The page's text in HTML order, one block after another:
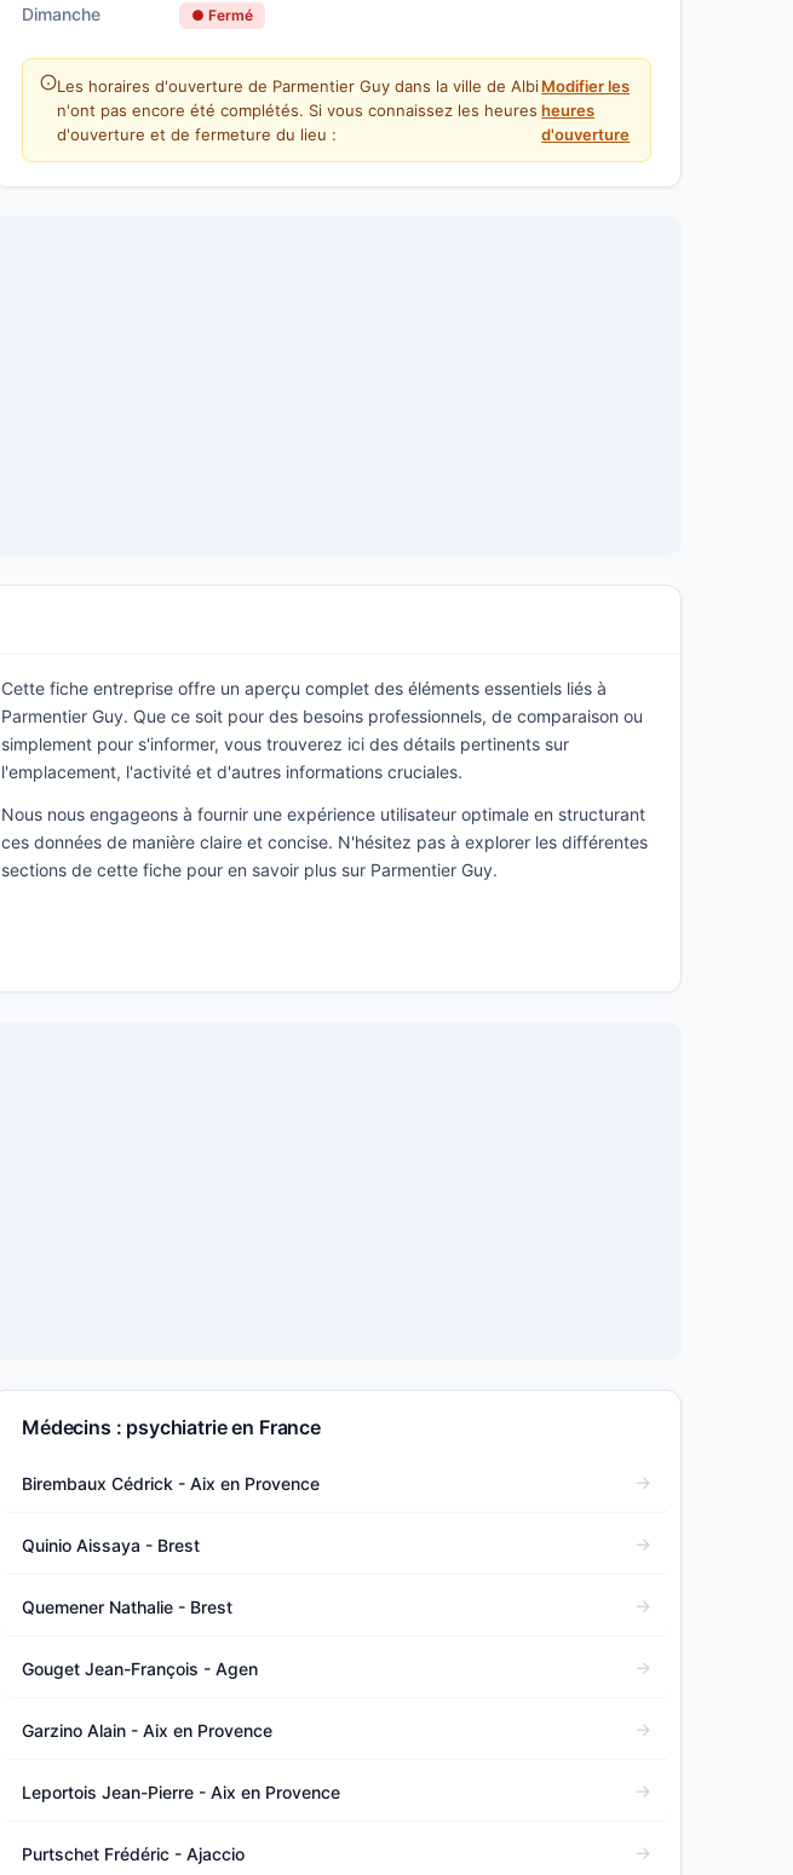
Dimanche ● Fermé
Les horaires d'ouverture de Parmentier Guy dans la ville de Albi
n'ont pas encore été complétés. Si vous connaissez les heures
d'ouverture et de fermeture du lieu :
Modifier les
heures
d'ouverture
Cette fiche entreprise offre un aperçu complet des éléments essentiels liés à
Parmentier Guy. Que ce soit pour des besoins professionnels, de comparaison ou
simplement pour s'informer, vous trouverez ici des détails pertinents sur
l'emplacement, l'activité et d'autres informations cruciales.
Nous nous engageons à fournir une expérience utilisateur optimale en structurant
ces données de manière claire et concise. N'hésitez pas à explorer les différentes
sections de cette fiche pour en savoir plus sur Parmentier Guy.
Médecins : psychiatrie en France
Birembaux Cédrick - Aix en Provence
Quinio Aissaya - Brest
Quemener Nathalie - Brest
Gouget Jean-François - Agen
Garzino Alain - Aix en Provence
Leportois Jean-Pierre - Aix en Provence
Purtschet Frédéric - Ajaccio